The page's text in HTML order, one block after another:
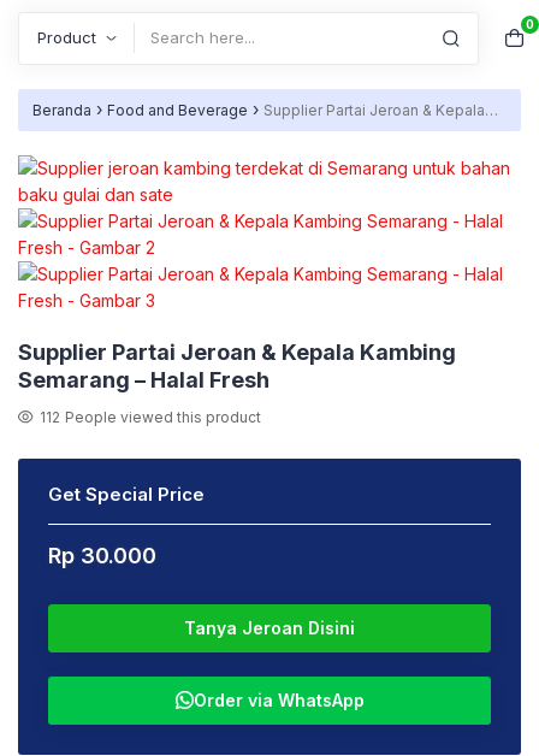
0
Beranda › Food and Beverage › Supplier Partai Jeroan & Kepala
Supplier Partai Jeroan & Kepala Kambing
Semarang – Halal Fresh
112 People viewed this product
Get Special Price
Rp 30.000
Tanya Jeroan Disini
Order via WhatsApp